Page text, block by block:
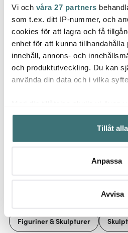
Vi och våra 27 partners
som t.ex. ditt IP-nummer, och
cookies för att lagra och få
enhet för att kunna
innehåll, annons- och
och produktutveckling. Du kan
använda din data och i vilka
Samla in information om din
kan ha en noggrannhet på
Identifiera din enhet genom
Ta reda på mer om hur dina
Du kan ändra eller dra tillbaka
Vi använder cookies för att
Tillåt alla
Anpassa
Avvisa
Bloomingville
Zenta vas 32 cm brun
349 kr
Få i lager
2026
197
I
Låt dig inspireras
Figuriner & Skulpturer